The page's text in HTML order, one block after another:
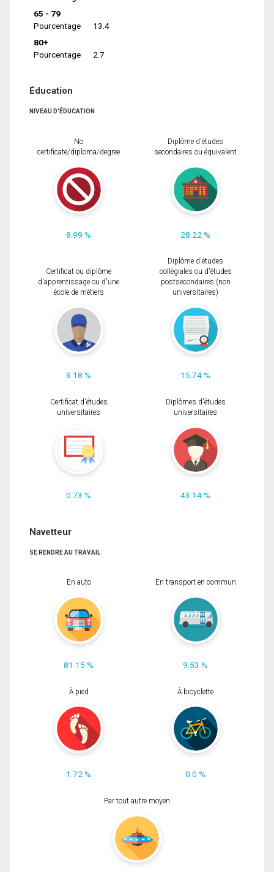
65 - 79
Pourcentage
13.4
80+
Pourcentage
2.7
Éducation
NIVEAU D'ÉDUCATION
No
certificate/diploma/degree
8.99 %
Diplôme d'études
secondaires ou équivalent
28.22 %
Certificat ou diplôme
d'apprentissage ou d'une
école de métiers
3.18 %
Diplôme d'études
collégiales ou d'études
postsecondaires (non
universitaires)
15.74 %
Certificat d'études
universitaires
0.73 %
Diplômes d'études
universitaires
43.14 %
Navetteur
SE RENDRE AU TRAVAIL
En auto
81.15 %
En transport en commun
9.53 %
À pied
1.72 %
À bicyclette
0.0 %
Par tout autre moyen